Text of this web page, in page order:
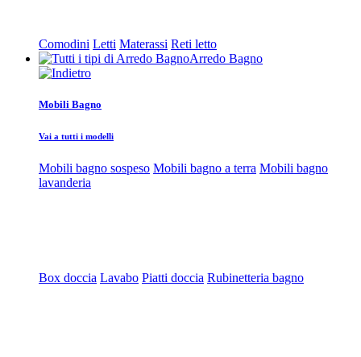
Comodini Letti Materassi Reti letto
Arredo Bagno
Mobili Bagno
Vai a tutti i modelli
Mobili bagno sospeso Mobili bagno a terra Mobili bagno
lavanderia
Box doccia Lavabo Piatti doccia Rubinetteria bagno